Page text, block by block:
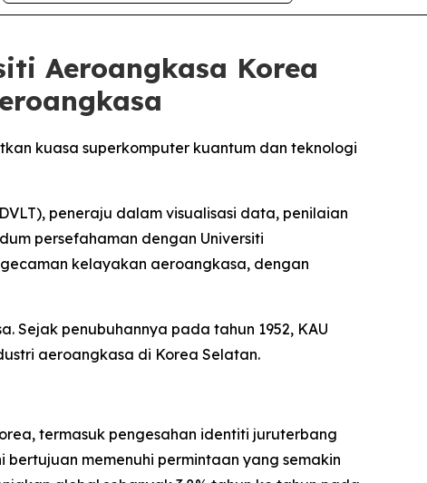
Aeroangkasa Korea
kuasa superkomputer kuantum dan teknologi
peneraju dalam visualisasi data, penilaian
persefahaman dengan Universiti
kelayakan aeroangkasa, dengan
Sejak penubuhannya pada tahun 1952, KAU
aeroangkasa di Korea Selatan.
termasuk pengesahan identiti juruterbang
memenuhi permintaan yang semakin